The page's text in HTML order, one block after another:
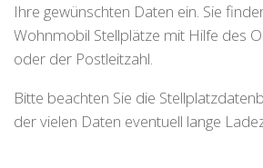
Ihre gewünschten Daten ein. Sie
Wohnmobil Stellplätze mit Hilfe des
oder der Postleitzahl.
Bitte beachten Sie die
der vielen Daten eventuell lange